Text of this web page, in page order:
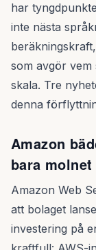
har
inte nästa
som avgör
skala. Tre
denna
Amazon
bara molnet
Amazon Web
att bolaget
investering på